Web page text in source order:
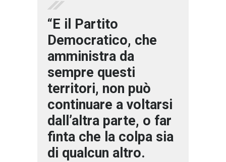
“E il Partito
Democratico, che
amministra da
sempre questi
territori, non può
continuare a voltarsi
dall’altra parte, o far
finta che la colpa sia
di qualcun altro.